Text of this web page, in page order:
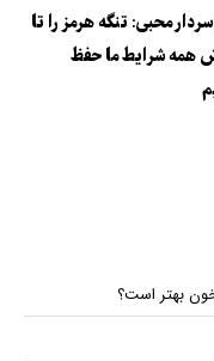
محبی: تنگه هرمز را تا
همه شرایط ما حفظ
خون بهتر است؟